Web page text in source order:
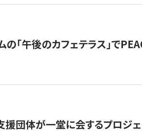
の「午後のカフェテラス」で
援団体が一堂に会するプロジェ